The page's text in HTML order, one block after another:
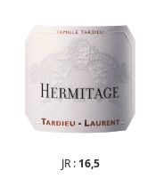
JR : 16,5